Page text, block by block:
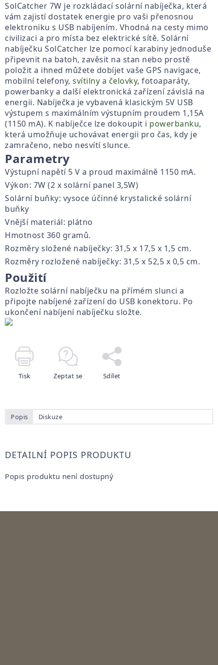
SolCatcher 7W je rozkládací solární nabíječka, která
vám zajistí dostatek energie pro vaši přenosnou
elektroniku s USB nabíjením. Vhodná na cesty mimo
civilizaci a pro místa bez elektrické sítě. Solární
nabíječku SolCatcher lze pomocí karabiny jednoduše
připevnit na batoh, zavěsit na stan nebo prostě
položit a ihned můžete dobíjet vaše GPS navigace,
mobilní telefony, svítilny a čelovky, fotoaparáty,
powerbanky a další elektronická zařízení závislá na
energii. Nabíječka je vybavená klasickým 5V USB
výstupem s maximálním výstupním proudem 1,15A
(1150 mA). K nabíječce lze dokoupit i powerbanku,
která umožňuje uchovávat energii pro čas, kdy je
zamračeno, nebo nesvítí slunce.
Parametry
Výstupní napětí 5 V a proud maximálně 1150 mA.
Výkon: 7W (2 x solární panel 3,5W)
Solární buňky: vysoce účinné krystalické solární
buňky
Vnější materiál: plátno
Hmotnost 360 gramů.
Rozměry složené nabíječky: 31,5 x 17,5 x 1,5 cm.
Rozměry rozložené nabíječky: 31,5 x 52,5 x 0,5 cm.
Použití
Rozložte solární nabíječku na přímém slunci a
připojte nabíjené zařízení do USB konektoru. Po
ukončení nabíjení nabíječku složte.
Tisk Zeptat se Sdílet
Popis Diskuze
DETAILNÍ POPIS PRODUKTU
Popis produktu není dostupný